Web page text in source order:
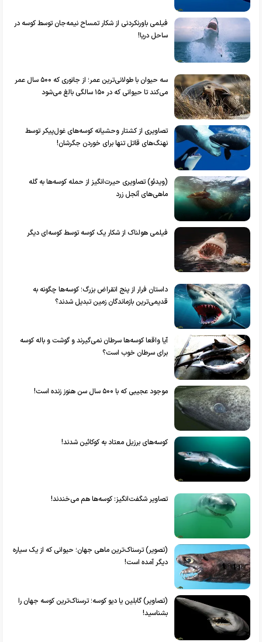
فیلمی باورنکردنی از شکار تمساح نیمه‌جان توسط کوسه در
ساحل دریا!
سه حیوان با طولانی‌ترین عمر؛ از جانوری که ۵۰۰ سال عمر
می‌کند تا حیوانی که در ۱۵۰ سالگی بالغ می‌شود
تصاویری از کشتار وحشیانه کوسه‌های غول‌پیکر توسط
نهنگ‌های قاتل تنها برای خوردن جگرشان!
(ویدئو) تصاویری حیرت‌انگیز از حمله کوسه‌ها به گله
ماهی‌های آنجل زرد
فیلمی هولناک از شکار یک کوسه توسط کوسه‌ای دیگر
داستان فرار از پنج انقراض بزرگ؛ کوسه‌ها چگونه به
قدیمی‌ترین بازماندگان زمین تبدیل شدند؟
آیا واقعا کوسه‌ها سرطان نمی‌گیرند و گوشت و باله کوسه
برای سرطان خوب است؟
موجود عجیبی که با ۵۰۰ سال سن هنوز زنده است!
کوسه‌های برزیل معتاد به کوکائین شدند!
تصاویر شگفت‌انگیز: کوسه‌ها هم می‌خندند!
(تصویر) ترسناک‌ترین ماهی جهان؛ حیوانی که از یک سیاره
دیگر آمده است!
(تصاویر) گابلین یا دیو کوسه؛ ترسناک‌ترین کوسه جهان را
بشناسید!